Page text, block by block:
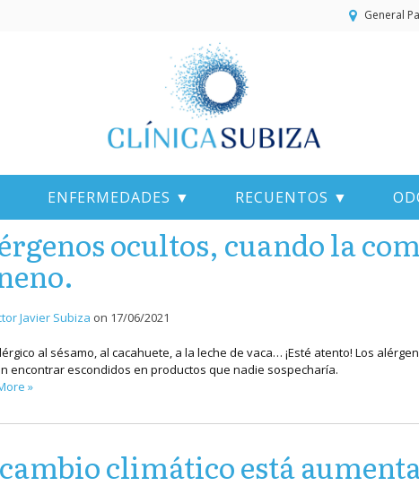
General
ENFERMEDADES ▼ RECUENTOS ▼
ocultos, cuando la
Javier Subiza on 17/06/2021
al sésamo, al cacahuete, a la leche de vaca… ¡Esté atento! Los
encontrar escondidos en productos que nadie sospecharía.
»
climático está